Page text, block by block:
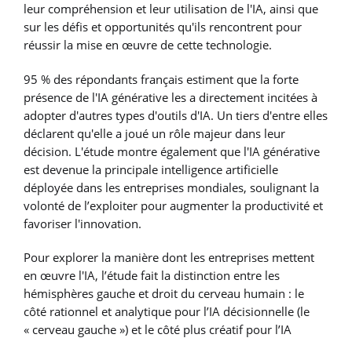
leur compréhension et leur utilisation de l'IA, ainsi que
sur les défis et opportunités qu'ils rencontrent pour
réussir la mise en œuvre de cette technologie.
95 % des répondants français estiment que la forte
présence de l'IA générative les a directement incitées à
adopter d'autres types d'outils d'IA. Un tiers d'entre elles
déclarent qu'elle a joué un rôle majeur dans leur
décision. L'étude montre également que l'IA générative
est devenue la principale intelligence artificielle
déployée dans les entreprises mondiales, soulignant la
volonté de l’exploiter pour augmenter la productivité et
favoriser l'innovation.
Pour explorer la manière dont les entreprises mettent
en œuvre l'IA, l’étude fait la distinction entre les
hémisphères gauche et droit du cerveau humain : le
côté rationnel et analytique pour l’IA décisionnelle (le
« cerveau gauche ») et le côté plus créatif pour l’IA